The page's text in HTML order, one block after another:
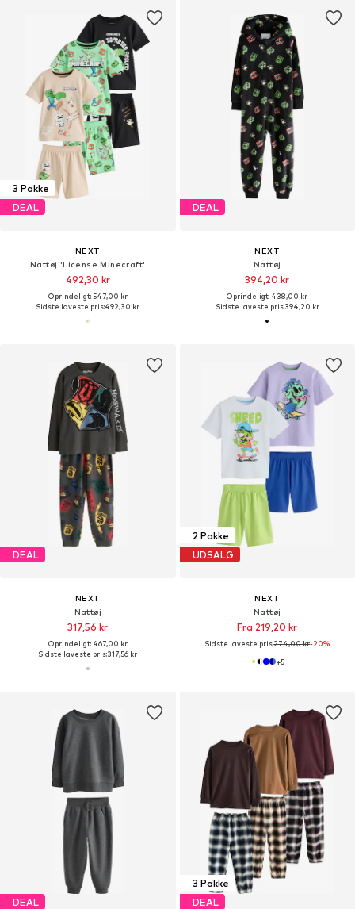
3 Pakke
DEAL
NEXT
Nattøj 'License Minecraft'
492,30 kr
Oprindeligt: 547,00 kr
Sidste laveste pris:492,30 kr
DEAL
NEXT
Nattøj
394,20 kr
Oprindeligt: 438,00 kr
Sidste laveste pris:394,20 kr
DEAL
NEXT
Nattøj
317,56 kr
Oprindeligt: 467,00 kr
Sidste laveste pris:317,56 kr
2 Pakke
UDSALG
NEXT
Nattøj
Fra 219,20 kr
Sidste laveste pris:274,00 kr-20%
+5
DEAL
3 Pakke
DEAL